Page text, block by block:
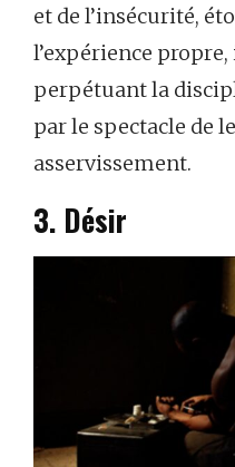
et de l’insécurité,
l’expérience
perpétuant la
par le spectacle de
asservissement.
3. Désir